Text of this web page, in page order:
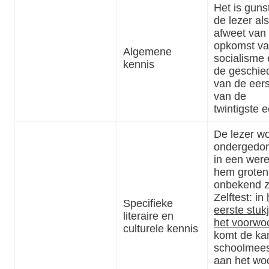
Algemene
kennis
Het is
de lezer
afweet van
opkomst
socialisme
de
van de
van de
twintigste
Specifieke
literaire en
culturele kennis
De lezer
in een
hem
onbekend
Zelftest: in
eerste
het
komt de
aan het